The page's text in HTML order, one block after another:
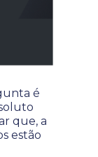
é
que, a
estão